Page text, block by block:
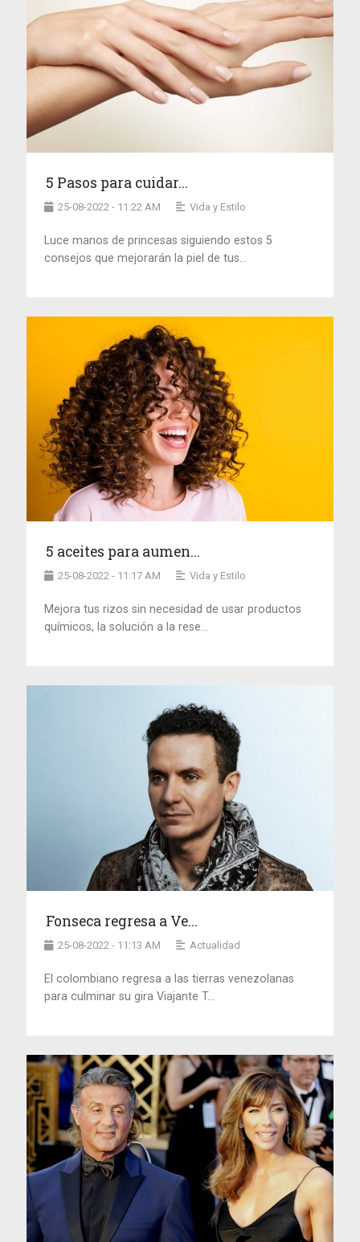
5 Pasos para cuidar...
25-08-2022 - 11:22 AM Vida y Estilo
Luce manos de princesas siguiendo estos 5
consejos que mejorarán la piel de tus...
5 aceites para aumen...
25-08-2022 - 11:17 AM Vida y Estilo
Mejora tus rizos sin necesidad de usar productos
químicos, la solución a la rese...
Fonseca regresa a Ve...
25-08-2022 - 11:13 AM Actualidad
El colombiano regresa a las tierras venezolanas
para culminar su gira Viajante T...